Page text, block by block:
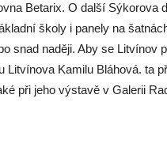
Betarix. O další Sýkorova
školy i panely na
snad naději. Aby se Litvínov
Litvínova Kamilu Bláhová. ta
při jeho výstavě v Galerii